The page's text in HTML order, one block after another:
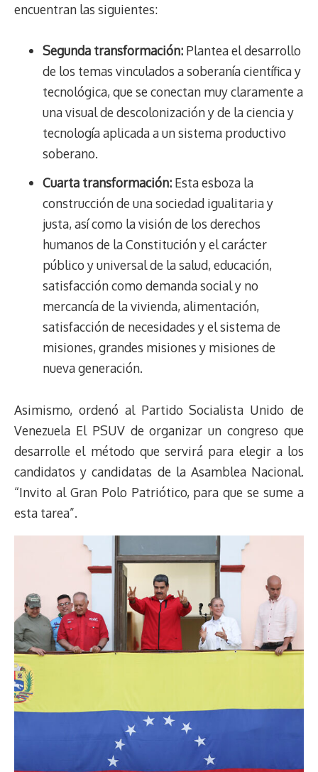
encuentran las siguientes:
Segunda transformación: Plantea el desarrollo
de los temas vinculados a soberanía científica y
tecnológica, que se conectan muy claramente a
una visual de descolonización y de la ciencia y
tecnología aplicada a un sistema productivo
soberano.
Cuarta transformación: Esta esboza la
construcción de una sociedad igualitaria y
justa, así como la visión de los derechos
humanos de la Constitución y el carácter
público y universal de la salud, educación,
satisfacción como demanda social y no
mercancía de la vivienda, alimentación,
satisfacción de necesidades y el sistema de
misiones, grandes misiones y misiones de
nueva generación.
Asimismo, ordenó al Partido Socialista Unido de
Venezuela El PSUV de organizar un congreso que
desarrolle el método que servirá para elegir a los
candidatos y candidatas de la Asamblea Nacional.
“Invito al Gran Polo Patriótico, para que se sume a
esta tarea”.